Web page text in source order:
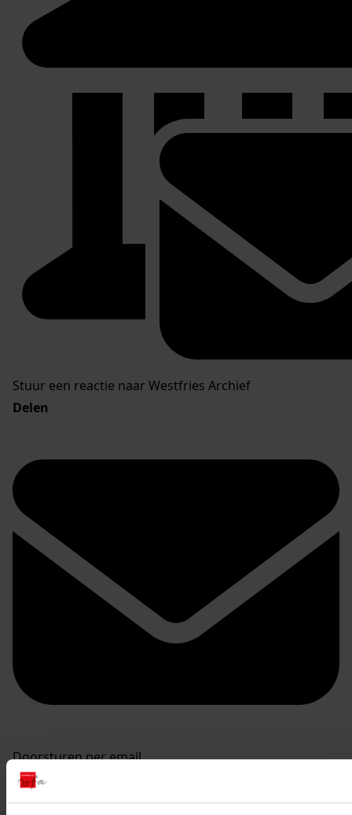
Stuur een reactie naar Westfries Archief
Delen
Doorsturen per email